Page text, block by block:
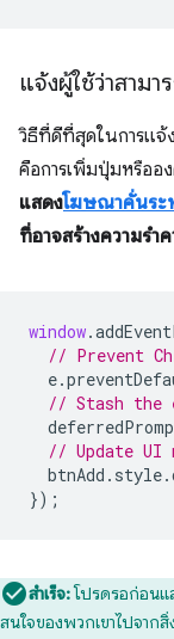
แจ้งผู้ใช้ว่าสาม
วิธีที่ดีที่สุดในการแจ้
คือการเพิ่มปุ่มหรืออ
แสดงโฆษณาคั่นระ
ที่อาจสร้างความรำ
window.
// Prevent
e.
// Stash the
// Update UI
btnAdd . style.
});
สำเร็จ:โปรดรอก่อนแ
สนใจของพวกเขาไปจาก